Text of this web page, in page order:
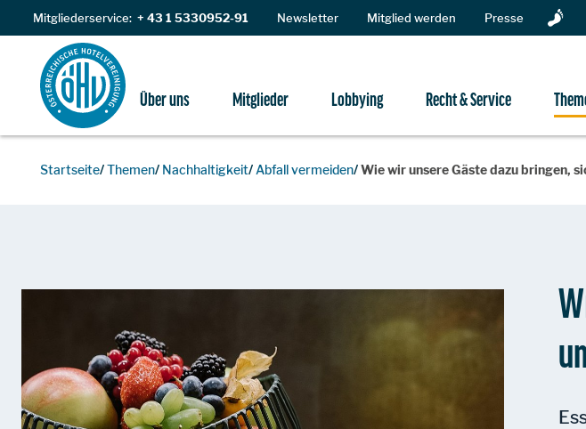
Zum Inhalt
Mitgliederservice: + 43 1 5330952-91 Newsletter Mitglied werden Presse
Über uns Mitglieder Lobbying Recht & Service
Startseite Themen Nachhaltigkeit Abfall vermeiden Wie wir unsere Gäste dazu bringen,